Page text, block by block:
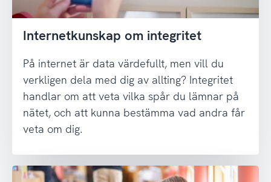
Internetkunskap om integritet
På internet är data värdefullt, men vill du
verkligen dela med dig av allting? Integritet
handlar om att veta vilka spår du lämnar på
nätet, och att kunna bestämma vad andra får
veta om dig.